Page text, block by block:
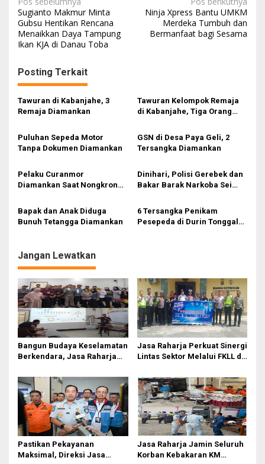
N
a
v
g
a
s
p
o
s
Sugianto Makmur Minta
Gubsu Hentikan Rencana
Menaikkan Daya Tampung
Ikan KJA di Danau Toba
Ninja Xpress Bantu UMKM
Merdeka Tumbuh dan
Bermanfaat bagi Sesama
Posting Terkait
Tawuran di Kabanjahe, 3
Remaja Diamankan
Tawuran Kelompok Remaja
di Kabanjahe, Tiga Orang
Puluhan Sepeda Motor
Tanpa Dokumen Diamankan
GSN di Desa Paya Geli, 2
Tersangka Diamankan
Pelaku Curanmor
Diamankan Saat Nongkrong
Dinihari, Polisi Gerebek dan
Bakar Barak Narkoba Sei
Diamankan
Bapak dan Anak Diduga
Bunuh Tetangga Diamankan
6 Tersangka Penikam
Pesepeda di Durin Tonggal
Jangan Lewatkan
Bangun Budaya Keselamatan
Berkendara, Jasa Raharja
Pasifik Medan Industri
Jasa Raharja Perkuat Sinergi
Lintas Sektor Melalui FKLL di
Pastikan Pekayanan
Maksimal, Direksi Jasa
Jasa Raharja Jamin Seluruh
Korban Kebakaran KM